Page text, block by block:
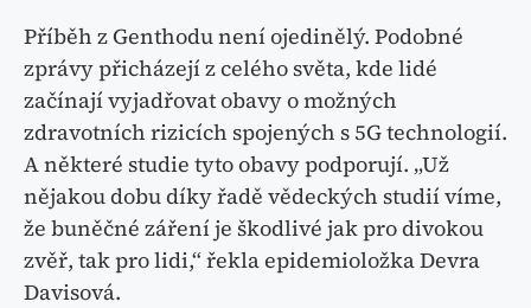
Příběh z Genthodu není ojedinělý. Podobné
zprávy přicházejí z celého světa, kde lidé
začínají vyjadřovat obavy o možných
zdravotních rizicích spojených s 5G technologií.
A některé studie tyto obavy podporují. „Už
nějakou dobu díky řadě vědeckých studií víme,
že buněčné záření je škodlivé jak pro divokou
zvěř, tak pro lidi,“ řekla epidemioložka Devra
Davisová.